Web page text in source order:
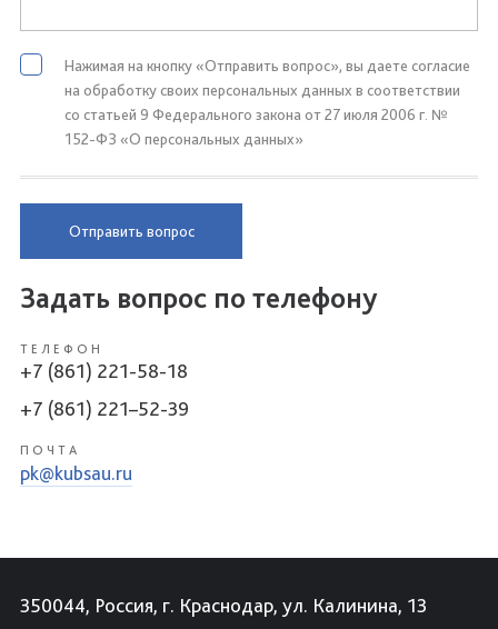
Нажимая на кнопку «Отправить вопрос», вы даете согласие
на обработку своих персональных данных в соответствии
со статьей 9 Федерального закона от 27 июля 2006 г. №
152-ФЗ «О персональных данных»
Отправить вопрос
Задать вопрос по телефону
ТЕЛЕФОН
+7 (861) 221-58-18
+7 (861) 221–52-39
ПОЧТА
pk@kubsau.ru
350044, Россия, г. Краснодар, ул. Калинина, 13